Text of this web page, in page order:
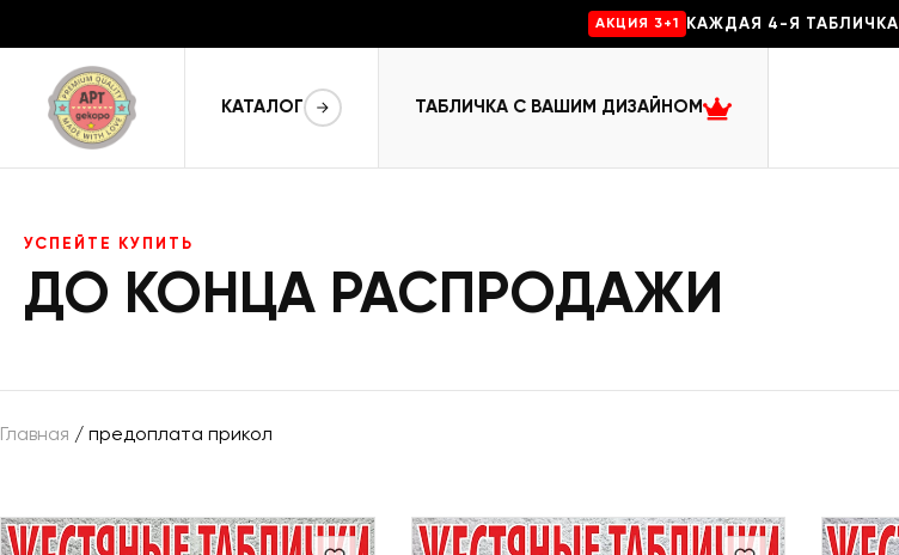
AKЦИЯ 3+1 КАЖДАЯ 4-Я ТАБЛИЧКА
КАТАЛОГ ТАБЛИЧКА С ВАШИМ ДИЗАЙНОМ
УСПЕЙТЕ КУПИТЬ
ДО КОНЦА РАСПРОДАЖИ
Главная / предоплата прикол